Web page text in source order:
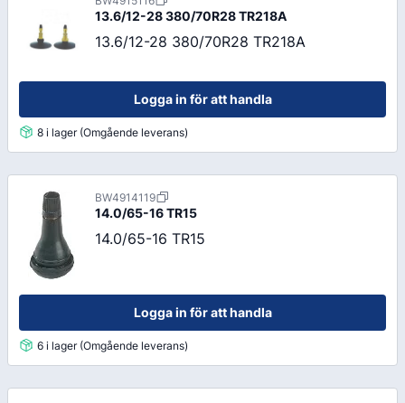
13.6/12-28 380/70R28 TR218A
13.6/12-28 380/70R28 TR218A
Logga in för att handla
8 i lager (Omgående leverans)
BW4914119
14.0/65-16 TR15
14.0/65-16 TR15
Logga in för att handla
6 i lager (Omgående leverans)